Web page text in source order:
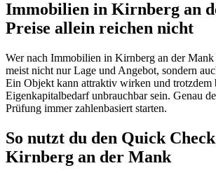
Immobilien in Kirnberg an
Preise allein reichen nicht
Wer nach Immobilien in Kirnberg an der
meist nicht nur Lage und Angebot, sondern
Ein Objekt kann attraktiv wirken und trotzdem
Eigenkapitalbedarf unbrauchbar sein. Genau
Prüfung immer zahlenbasiert starten.
So nutzt du den Quick
Kirnberg an der Mank